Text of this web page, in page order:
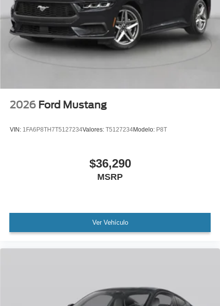
2026 Ford Mustang
VIN: 1FA6P8TH7T5127234Valores: T5127234Modelo: P8T
$36,290
MSRP
Ver Vehículo